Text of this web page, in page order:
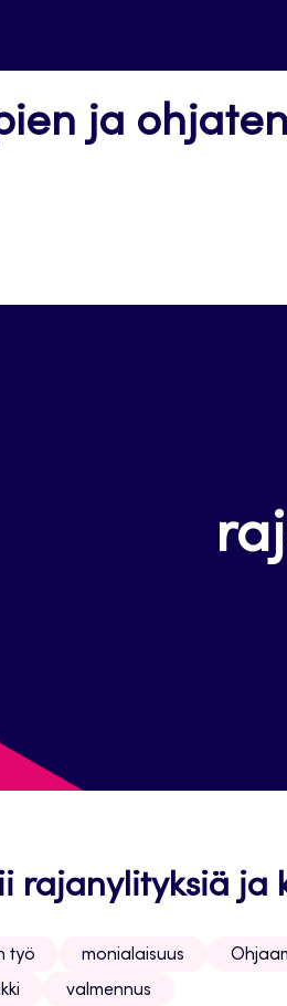
ja ohjaten
rajanylityksiä ja
työ monialaisuus
valmennus